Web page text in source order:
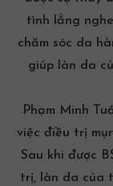
tình lắng
chăm sóc da
giúp làn da
Phạm Minh
việc điều trị
Sau khi được
trị, làn da của